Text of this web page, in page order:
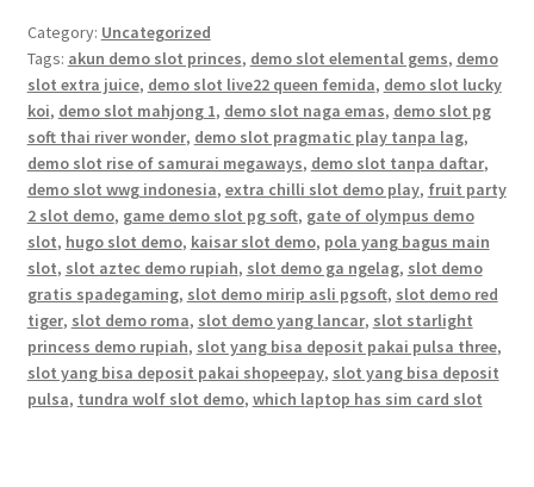
Category: Uncategorized
Tags: akun demo slot princes, demo slot elemental gems, demo
slot extra juice, demo slot live22 queen femida, demo slot lucky
koi, demo slot mahjong 1, demo slot naga emas, demo slot pg
soft thai river wonder, demo slot pragmatic play tanpa lag,
demo slot rise of samurai megaways, demo slot tanpa daftar,
demo slot wwg indonesia, extra chilli slot demo play, fruit party
2 slot demo, game demo slot pg soft, gate of olympus demo
slot, hugo slot demo, kaisar slot demo, pola yang bagus main
slot, slot aztec demo rupiah, slot demo ga ngelag, slot demo
gratis spadegaming, slot demo mirip asli pgsoft, slot demo red
tiger, slot demo roma, slot demo yang lancar, slot starlight
princess demo rupiah, slot yang bisa deposit pakai pulsa three,
slot yang bisa deposit pakai shopeepay, slot yang bisa deposit
pulsa, tundra wolf slot demo, which laptop has sim card slot